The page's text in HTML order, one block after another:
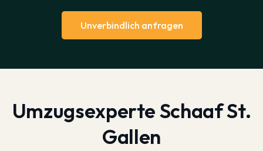
Unverbindlich anfragen
Umzugsexperte Schaaf St.
Gallen